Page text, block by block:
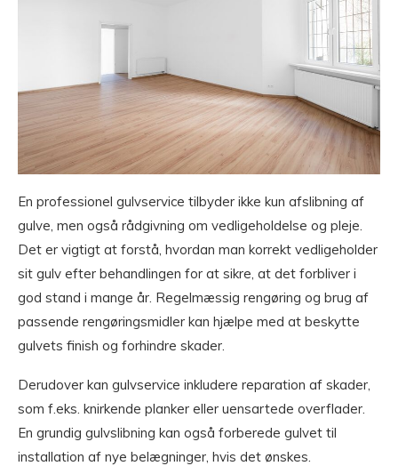
En professionel gulvservice tilbyder ikke kun afslibning af
gulve, men også rådgivning om vedligeholdelse og pleje.
Det er vigtigt at forstå, hvordan man korrekt vedligeholder
sit gulv efter behandlingen for at sikre, at det forbliver i
god stand i mange år. Regelmæssig rengøring og brug af
passende rengøringsmidler kan hjælpe med at beskytte
gulvets finish og forhindre skader.
Derudover kan gulvservice inkludere reparation af skader,
som f.eks. knirkende planker eller uensartede overflader.
En grundig gulvslibning kan også forberede gulvet til
installation af nye belægninger, hvis det ønskes.